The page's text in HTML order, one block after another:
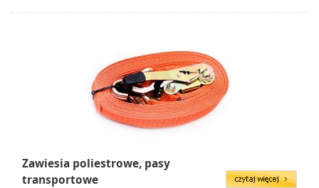
Zawiesia poliestrowe, pasy
transportowe